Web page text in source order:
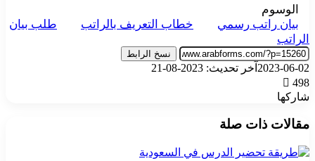
الوسوم
بيان راتب رسمي
خطاب التعريف بالراتب
طلب بيان
الراتب
نسخ الرابط
2023-06-02 آخر تحديث: 2023-08-21
498
شاركها
مقالات ذات صلة